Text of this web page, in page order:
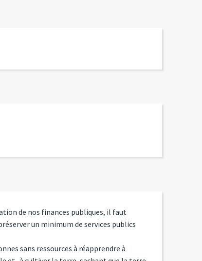
de nos finances publiques, il faut
un minimum de services publics
sans ressources à réapprendre à